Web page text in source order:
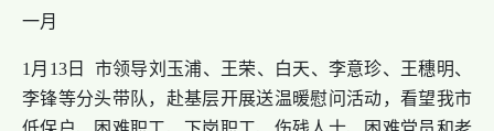
一月
1月13日 市领导刘玉浦、王荣、白天、李意珍、王穗明、
李锋等分头带队，赴基层开展送温暖慰问活动，看望我市